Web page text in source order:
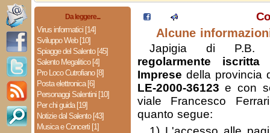
Da leggere...
Virus informatici [14]
Sviluppo Web [10]
Spiagge del Salento [45]
Salento Megalitico [4]
Pro Loco Cutrofiano [8]
Posta elettronica [6]
Personaggi Salentini [10]
Per chi guida [19]
Notizie dal Salento [43]
Musica e Concerti [1]
Alcune
Japigia di P.B.
regolarmente
Imprese della provincia
LE-2000-36123 e con
viale Francesco
quanto segue: